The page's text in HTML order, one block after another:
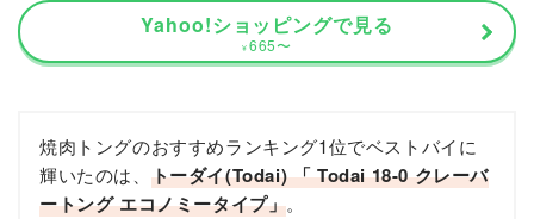
Yahoo!ショッピングで見る
¥ 665〜
焼肉トングのおすすめランキング1位でベストバイに
輝いたのは、 トーダイ(Todai) 「 Todai 18-0 クレーバ
ートング エコノミータイプ」。